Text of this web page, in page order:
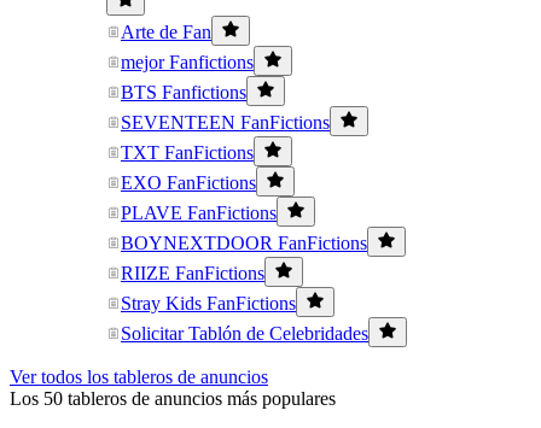
Arte de Fan
mejor Fanfictions
BTS Fanfictions
SEVENTEEN FanFictions
TXT FanFictions
EXO FanFictions
PLAVE FanFictions
BOYNEXTDOOR FanFictions
RIIZE FanFictions
Stray Kids FanFictions
Solicitar Tablón de Celebridades
Ver todos los tableros de anuncios
Los 50 tableros de anuncios más populares